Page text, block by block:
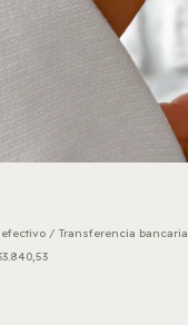
efectivo / Transferencia bancaria